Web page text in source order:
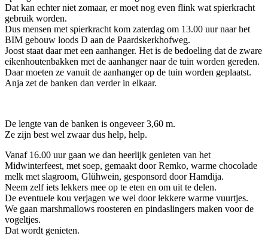
Dat kan echter niet zomaar, er moet nog even flink wat spierkracht
gebruik worden.
Dus mensen met spierkracht kom zaterdag om 13.00 uur naar het
BIM gebouw loods D aan de Paardskerkhofweg.
Joost staat daar met een aanhanger. Het is de bedoeling dat de zware
eikenhoutenbakken met de aanhanger naar de tuin worden gereden.
Daar moeten ze vanuit de aanhanger op de tuin worden geplaatst.
Anja zet de banken dan verder in elkaar.
De lengte van de banken is ongeveer 3,60 m.
Ze zijn best wel zwaar dus help, help.
Vanaf 16.00 uur gaan we dan heerlijk genieten van het
Midwinterfeest, met soep, gemaakt door Remko, warme chocolade
melk met slagroom, Glühwein, gesponsord door Hamdija.
Neem zelf iets lekkers mee op te eten en om uit te delen.
De eventuele kou verjagen we wel door lekkere warme vuurtjes.
We gaan marshmallows roosteren en pindaslingers maken voor de
vogeltjes.
Dat wordt genieten.